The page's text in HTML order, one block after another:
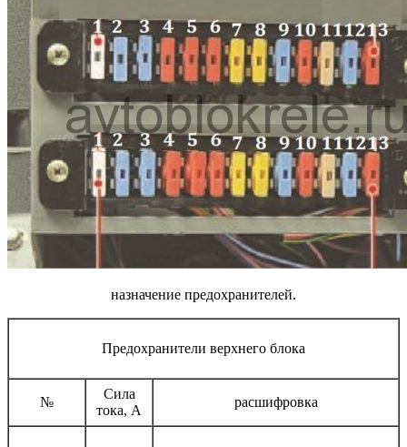
назначение предохранителей.
Предохранители верхнего блока
№
Сила
тока, А
расшифровка